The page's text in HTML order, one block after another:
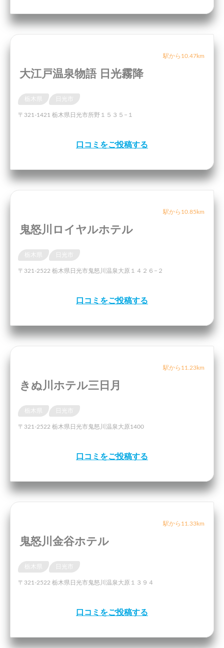
駅から10.47km
大江戸温泉物語 日光霧降
〒321-1421 栃木県日光市所野１５３５−１
口コミをご投稿する
駅から10.85km
鬼怒川ロイヤルホテル
〒321-2522 栃木県日光市鬼怒川温泉大原１４２６−２
口コミをご投稿する
駅から11.23km
きぬ川ホテル三日月
〒321-2522 栃木県日光市鬼怒川温泉大原1400
口コミをご投稿する
駅から11.33km
鬼怒川金谷ホテル
〒321-2522 栃木県日光市鬼怒川温泉大原１３９４
口コミをご投稿する